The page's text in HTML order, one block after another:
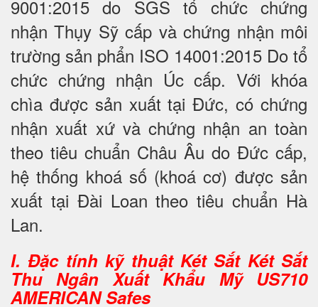
9001:2015 do SGS tổ chức chứng
nhận Thụy Sỹ cấp và chứng nhận môi
trường sản phẩn ISO 14001:2015 Do tổ
chức chứng nhận Úc cấp. Với khóa
chìa được sản xuất tại Đức, có chứng
nhận xuất xứ và chứng nhận an toàn
theo tiêu chuẩn Châu Âu do Đức cấp,
hệ thống khoá số (khoá cơ) được sản
xuất tại Đài Loan theo tiêu chuẩn Hà
Lan.
I. Đặc tính kỹ thuật Két Sắt Két Sắt
Thu Ngân Xuất Khẩu Mỹ US710
AMERICAN Safes